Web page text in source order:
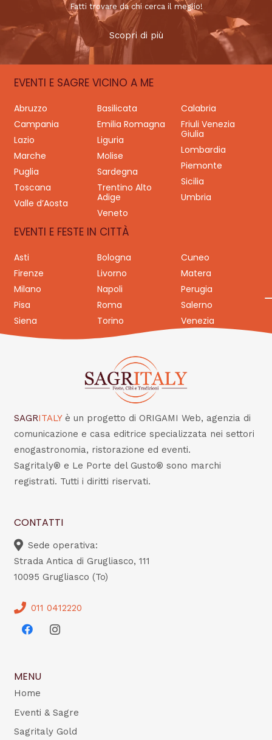
Fatti trovare da chi cerca il meglio!
Scopri di più
EVENTI E SAGRE VICINO A ME
Abruzzo Basilicata
Calabria
Campania
Emilia Romagna
Friuli Venezia
Giulia
Lazio
Liguria
Lombardia
Marche
Molise
Piemonte
Puglia
Sardegna
Sicilia
Toscana
Trentino Alto
Adige
Umbria
Valle d’Aosta
Veneto
EVENTI E FESTE IN CITTÀ
Asti Bologna
Cuneo
Firenze
Livorno
Matera
Milano
Napoli
Perugia
Pisa
Roma
Salerno
Siena
Torino Venezia
SAGRITALY è un progetto di ORIGAMI Web, agenzia di
comunicazione e casa editrice specializzata nei settori
enogastronomia, ristorazione ed eventi.
Sagritaly® e Le Porte del Gusto® sono marchi
registrati. Tutti i diritti riservati.
CONTATTI
Sede operativa:
Strada Antica di Grugliasco, 111
10095 Grugliasco (To)
011 0412220
MENU
Home
Eventi & Sagre
Sagritaly Gold